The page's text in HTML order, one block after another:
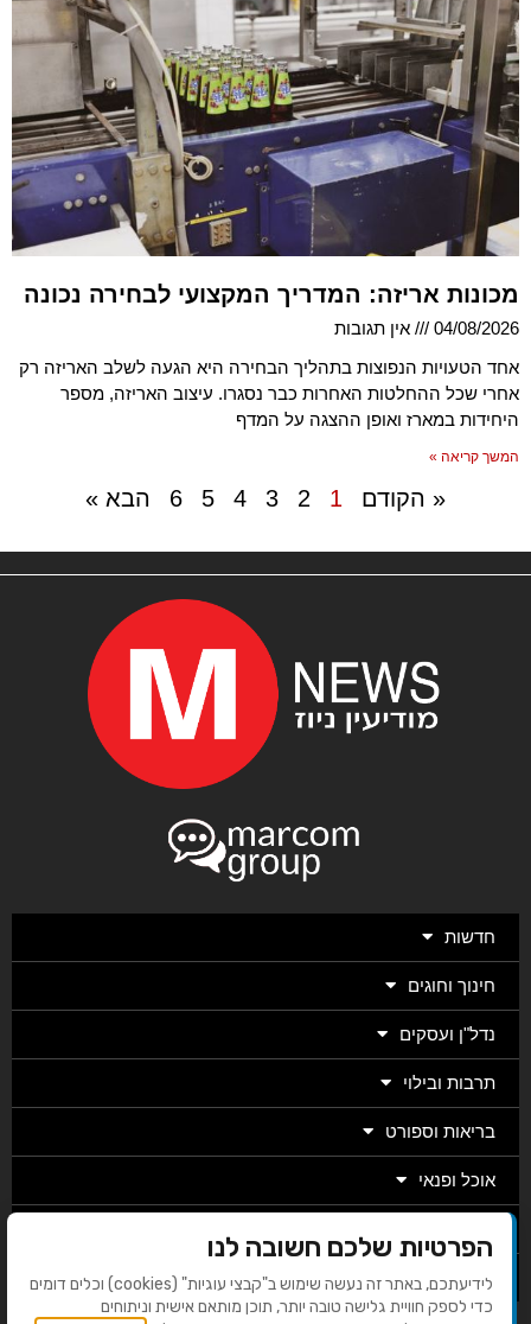
מכונות אריזה: המדריך המקצועי לבחירה נכונה
04/08/2026
אין תגובות
אחד הטעויות הנפוצות בתהליך הבחירה היא הגעה לשלב האריזה רק
אחרי שכל ההחלטות האחרות כבר נסגרו. עיצוב האריזה, מספר
היחידות במארז ואופן ההצגה על המדף
המשך קריאה »
« הקודם 1
2
3
4
5
6 הבא »
חדשות
חינוך וחוגים
נדל"ן ועסקים
תרבות ובילוי
בריאות וספורט
אוכל ופנאי
מערכת
הפרטיות שלכם חשובה לנו
לידיעתכם, באתר זה נעשה שימוש ב"קבצי עוגיות" (cookies) וכלים דומים
כדי לספק חוויית גלישה טובה יותר, תוכן מותאם אישית וניתוחים